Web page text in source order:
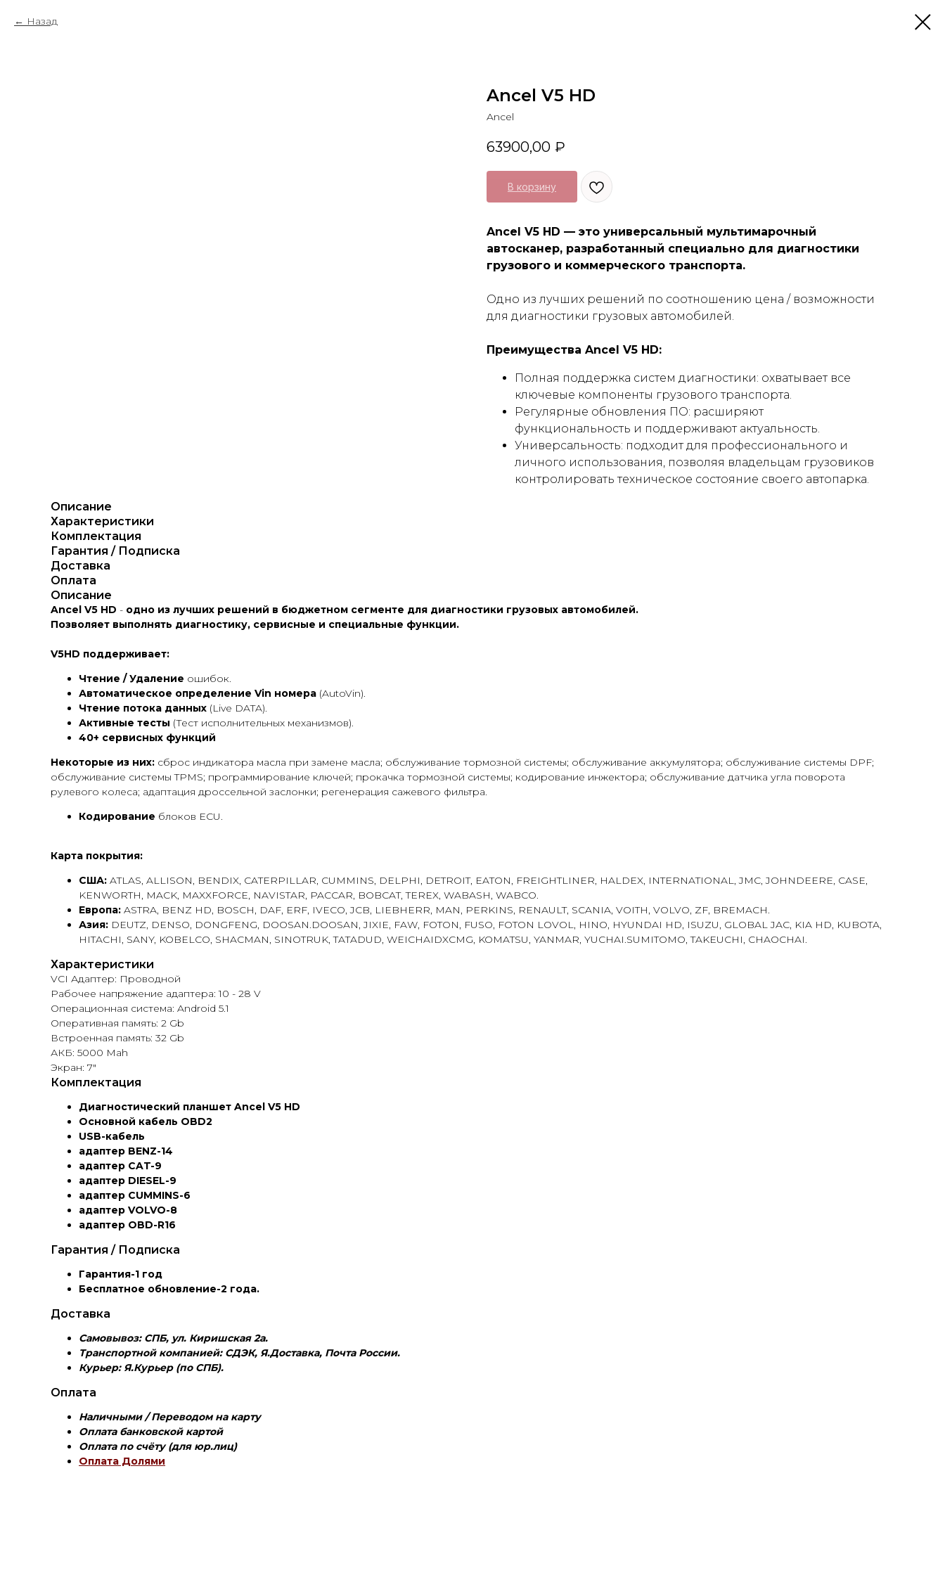
Назад
Ancel V5 HD
Ancel
63900,00 ₽
В корзину
Ancel V5 HD — это универсальный мультимарочный
автосканер, разработанный специально для диагностики
грузового и коммерческого транспорта.
Одно из лучших решений по соотношению цена / возможности
для диагностики грузовых автомобилей.
Преимущества Ancel V5 HD:
Полная поддержка систем диагностики: охватывает все
ключевые компоненты грузового транспорта.
Регулярные обновления ПО: расширяют
функциональность и поддерживают актуальность.
Универсальность: подходит для профессионального и
личного использования, позволяя владельцам грузовиков
контролировать техническое состояние своего автопарка.
Описание
Характеристики
Комплектация
Гарантия / Подписка
Доставка
Оплата
Описание
Ancel V5 HD - одно из лучших решений в бюджетном сегменте для диагностики грузовых автомобилей.
Позволяет выполнять диагностику, сервисные и специальные функции.
V5HD поддерживает:
Чтение / Удаление ошибок.
Автоматическое определение Vin номера (AutoVin).
Чтение потока данных (Live DATA).
Активные тесты (Тест исполнительных механизмов).
40+ сервисных функций
Некоторые из них: сброс индикатора масла при замене масла; обслуживание тормозной системы; обслуживание аккумулятора; обслуживание системы DPF;
обслуживание системы TPMS; программирование ключей; прокачка тормозной системы; кодирование инжектора; обслуживание датчика угла поворота
рулевого колеса; адаптация дроссельной заслонки; регенерация сажевого фильтра.
Кодирование блоков ECU.
Карта покрытия:
США: ATLAS, ALLISON, BENDIX, CATERPILLAR, CUMMINS, DELPHI, DETROIT, EATON, FREIGHTLINER, HALDEX, INTERNATIONAL, JMC, JOHNDEERE, CASE,
KENWORTH, MACK, MAXXFORCE, NAVISTAR, PACCAR, BOBCAT, TEREX, WABASH, WABCO.
Европа: ASTRA, BENZ HD, BOSCH, DAF, ERF, IVECO, JCB, LIEBHERR, MAN, PERKINS, RENAULT, SCANIA, VOITH, VOLVO, ZF, BREMACH.
Азия: DEUTZ, DENSO, DONGFENG, DOOSAN.DOOSAN, JIXIE, FAW, FOTON, FUSO, FOTON LOVOL, HINO, HYUNDAI HD, ISUZU, GLOBAL JAC, KIA HD, KUBOTA,
HITACHI, SANY, KOBELCO, SHACMAN, SINOTRUK, TATADUD, WEICHAIDXCMG, KOMATSU, YANMAR, YUCHAI.SUMITOMO, TAKEUCHI, CHAOCHAI.
Характеристики
VCI Адаптер: Проводной
Рабочее напряжение адаптера: 10 - 28 V
Операционная система: Android 5.1
Оперативная память: 2 Gb
Встроенная память: 32 Gb
АКБ: 5000 Mah
Экран: 7″
Комплектация
Диагностический планшет Ancel V5 HD
Основной кабель OBD2
USB-кабель
адаптер BENZ-14
адаптер CAT-9
адаптер DIESEL-9
адаптер CUMMINS-6
адаптер VOLVO-8
адаптер OBD-R16
Гарантия / Подписка
Гарантия-1 год
Бесплатное обновление-2 года.
Доставка
Самовывоз: СПБ, ул. Киришская 2а.
Транспортной компанией: СДЭК, Я.Доставка, Почта России.
Курьер: Я.Курьер (по СПБ).
Оплата
Наличными / Переводом на карту
Оплата банковской картой
Оплата по счёту (для юр.лиц)
Оплата Долями